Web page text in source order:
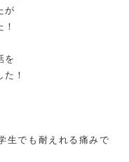
が
を
！
生でも耐えれる痛みで